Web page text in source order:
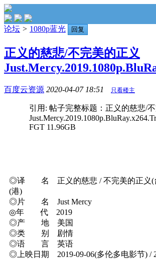
论坛 > 1080p蓝光 回复
正义的慈悲/不完美的正义
百度云资源 2020-04-07 18:51 只看楼主
引用: 帖子完整标题：正义的慈悲/
FGT 11.96GB
◎译 名 正义的慈悲 / 不完美的正义(
(港)
◎片 名 Just Mercy
◎年 代 2019
◎产 地 美国
◎类 别 剧情
◎语 言 英语
◎上映日期 2019-09-06(多伦多电影节) /